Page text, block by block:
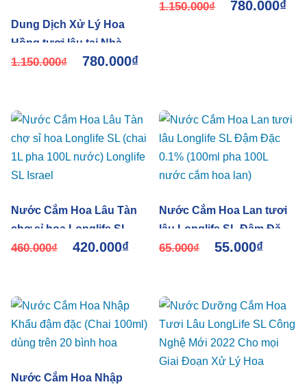
Dung Dịch Xử Lý Hoa
Hồng tươi lâu tại Nhà
Vườn bằng Chế Phẩm
kiệm)
1.150.000₫ 780.000₫
Galileo Israel 1L – Dung
1.150.000₫ 780.000₫
Nước Cắm Hoa Lâu Tàn
chợ sỉ hoa Longlife SL
(chai 1L pha 100L nước)
460.000₫ 420.000₫
Nước Cắm Hoa Lan tươi
lâu Longlife SL Đậm Đặc
0.1% (100ml pha 100L
65.000₫ 55.000₫
Nước Cắm Hoa Nhập